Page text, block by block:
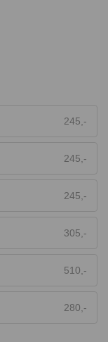
245,-
245,-
245,-
305,-
510,-
280,-